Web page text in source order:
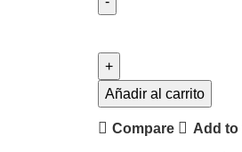
Añadir al carrito
Compare Add to